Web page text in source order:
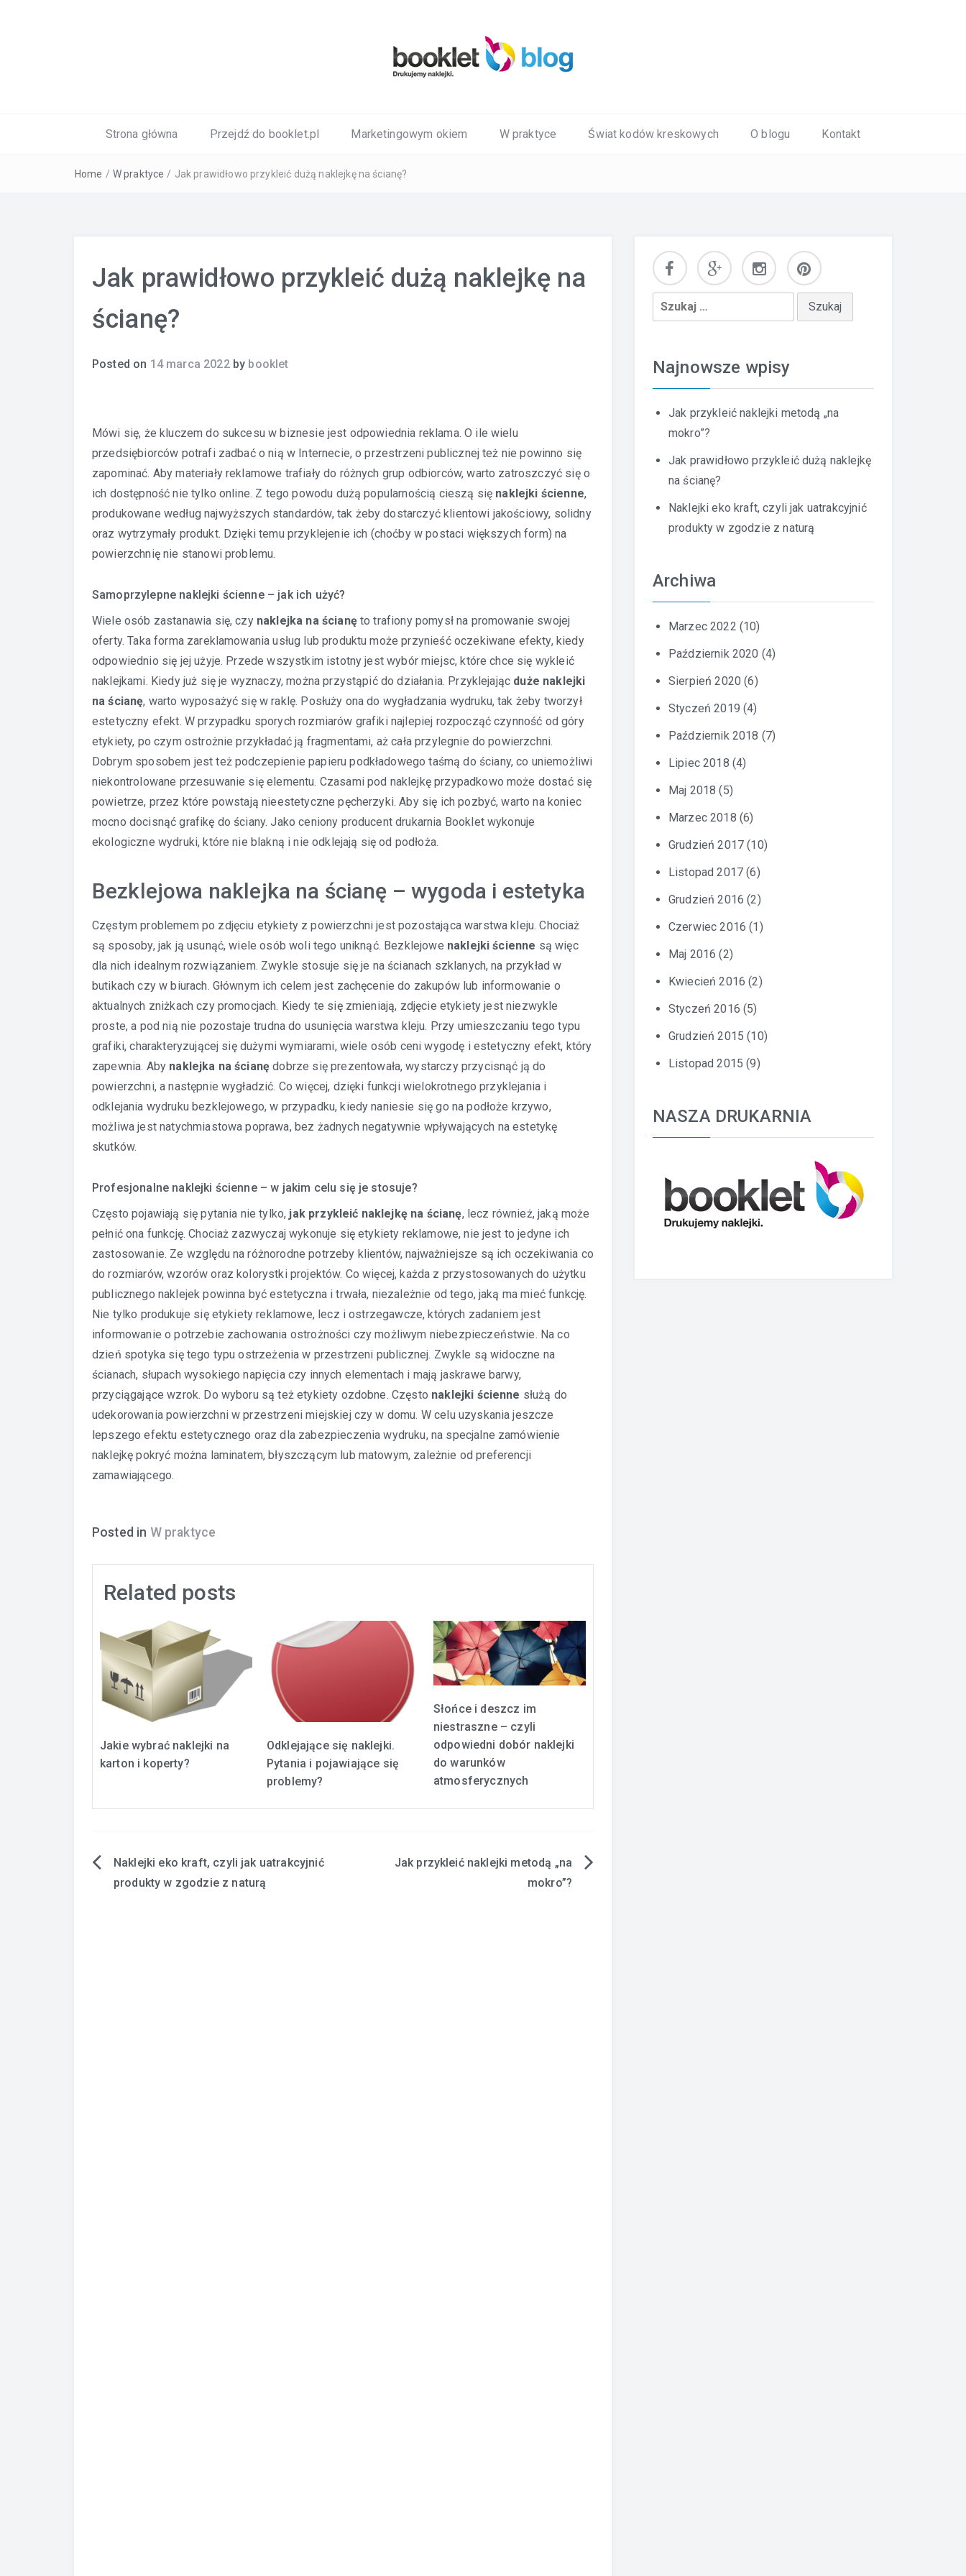
Strona główna Przejdź do booklet.pl Marketingowym okiem W praktyce Świat kodów kreskowych O blogu Kontakt
Home / W praktyce / Jak prawidłowo przykleić dużą naklejkę na ścianę?
Jak prawidłowo przykleić dużą naklejkę na
ścianę?
Posted on 14 marca 2022by booklet
Mówi się, że kluczem do sukcesu w biznesie jest odpowiednia reklama. O ile wielu
przedsiębiorców potrafi zadbać o nią w Internecie, o przestrzeni publicznej też nie powinno się
zapominać. Aby materiały reklamowe trafiały do różnych grup odbiorców, warto zatroszczyć się o
ich dostępność nie tylko online. Z tego powodu dużą popularnością cieszą się naklejki ścienne,
produkowane według najwyższych standardów, tak żeby dostarczyć klientowi jakościowy, solidny
oraz wytrzymały produkt. Dzięki temu przyklejenie ich (choćby w postaci większych form) na
powierzchnię nie stanowi problemu.
Samoprzylepne naklejki ścienne – jak ich użyć?
Wiele osób zastanawia się, czy naklejka na ścianęto trafiony pomysł na promowanie swojej
oferty. Taka forma zareklamowania usług lub produktu może przynieść oczekiwane efekty, kiedy
odpowiednio się jej użyje. Przede wszystkim istotny jest wybór miejsc, które chce się wykleić
naklejkami. Kiedy już się je wyznaczy, można przystąpić do działania. Przyklejając duże naklejki
na ścianę, warto wyposażyć się w raklę. Posłuży ona do wygładzania wydruku, tak żeby tworzył
estetyczny efekt. W przypadku sporych rozmiarów grafiki najlepiej rozpocząć czynność od góry
etykiety, po czym ostrożnie przykładać ją fragmentami, aż cała przylegnie do powierzchni.
Dobrym sposobem jest też podczepienie papieru podkładowego taśmą do ściany, co uniemożliwi
niekontrolowane przesuwanie się elementu. Czasami pod naklejkę przypadkowo może dostać się
powietrze, przez które powstają nieestetyczne pęcherzyki. Aby się ich pozbyć, warto na koniec
mocno docisnąć grafikę do ściany. Jako ceniony producent drukarnia Booklet wykonuje
ekologiczne wydruki, które nie blakną i nie odklejają się od podłoża.
Bezklejowa naklejka na ścianę – wygoda i estetyka
Częstym problemem po zdjęciu etykiety z powierzchni jest pozostająca warstwa kleju. Chociaż
są sposoby, jak ją usunąć, wiele osób woli tego uniknąć. Bezklejowe naklejki ścienne są więc
dla nich idealnym rozwiązaniem. Zwykle stosuje się je na ścianach szklanych, na przykład w
butikach czy w biurach. Głównym ich celem jest zachęcenie do zakupów lub informowanie o
aktualnych zniżkach czy promocjach. Kiedy te się zmieniają, zdjęcie etykiety jest niezwykle
proste, a pod nią nie pozostaje trudna do usunięcia warstwa kleju. Przy umieszczaniu tego typu
grafiki, charakteryzującej się dużymi wymiarami, wiele osób ceni wygodę i estetyczny efekt, który
zapewnia. Aby naklejka na ścianę dobrze się prezentowała, wystarczy przycisnąć ją do
powierzchni, a następnie wygładzić. Co więcej, dzięki funkcji wielokrotnego przyklejania i
odklejania wydruku bezklejowego, w przypadku, kiedy naniesie się go na podłoże krzywo,
możliwa jest natychmiastowa poprawa, bez żadnych negatywnie wpływających na estetykę
skutków.
Profesjonalne naklejki ścienne – w jakim celu się je stosuje?
Często pojawiają się pytania nie tylko, jak przykleić naklejkę na ścianę, lecz również, jaką może
pełnić ona funkcję. Chociaż zazwyczaj wykonuje się etykiety reklamowe, nie jest to jedyne ich
zastosowanie. Ze względu na różnorodne potrzeby klientów, najważniejsze są ich oczekiwania co
do rozmiarów, wzorów oraz kolorystki projektów. Co więcej, każda z przystosowanych do użytku
publicznego naklejek powinna być estetyczna i trwała, niezależnie od tego, jaką ma mieć funkcję.
Nie tylko produkuje się etykiety reklamowe, lecz i ostrzegawcze, których zadaniem jest
informowanie o potrzebie zachowania ostrożności czy możliwym niebezpieczeństwie. Na co
dzień spotyka się tego typu ostrzeżenia w przestrzeni publicznej. Zwykle są widoczne na
ścianach, słupach wysokiego napięcia czy innych elementach i mają jaskrawe barwy,
przyciągające wzrok. Do wyboru są też etykiety ozdobne. Często naklejki ścienne służą do
udekorowania powierzchni w przestrzeni miejskiej czy w domu. W celu uzyskania jeszcze
lepszego efektu estetycznego oraz dla zabezpieczenia wydruku, na specjalne zamówienie
naklejkę pokryć można laminatem, błyszczącym lub matowym, zależnie od preferencji
zamawiającego.
Posted in W praktyce
Related posts
Jakie wybrać naklejki na
karton i koperty?
Odklejające się naklejki.
Pytania i pojawiające się
problemy?
Słońce i deszcz im
niestraszne – czyli
odpowiedni dobór naklejki
do warunków
atmosferycznych
Zobacz
Naklejki eko kraft, czyli jak uatrakcyjnić
produkty w zgodzie z naturą
Jak przykleić naklejki metodą „na
mokro”?
Szukaj:
Najnowsze wpisy
Jak przykleić naklejki metodą „na
mokro”?
Jak prawidłowo przykleić dużą naklejkę
na ścianę?
Naklejki eko kraft, czyli jak uatrakcyjnić
produkty w zgodzie z naturą
Archiwa
Marzec 2022 (10)
Październik 2020 (4)
Sierpień 2020 (6)
Styczeń 2019 (4)
Październik 2018 (7)
Lipiec 2018 (4)
Maj 2018 (5)
Marzec 2018 (6)
Grudzień 2017 (10)
Listopad 2017 (6)
Grudzień 2016 (2)
Czerwiec 2016 (1)
Maj 2016 (2)
Kwiecień 2016 (2)
Styczeń 2016 (5)
Grudzień 2015 (10)
Listopad 2015 (9)
NASZA DRUKARNIA